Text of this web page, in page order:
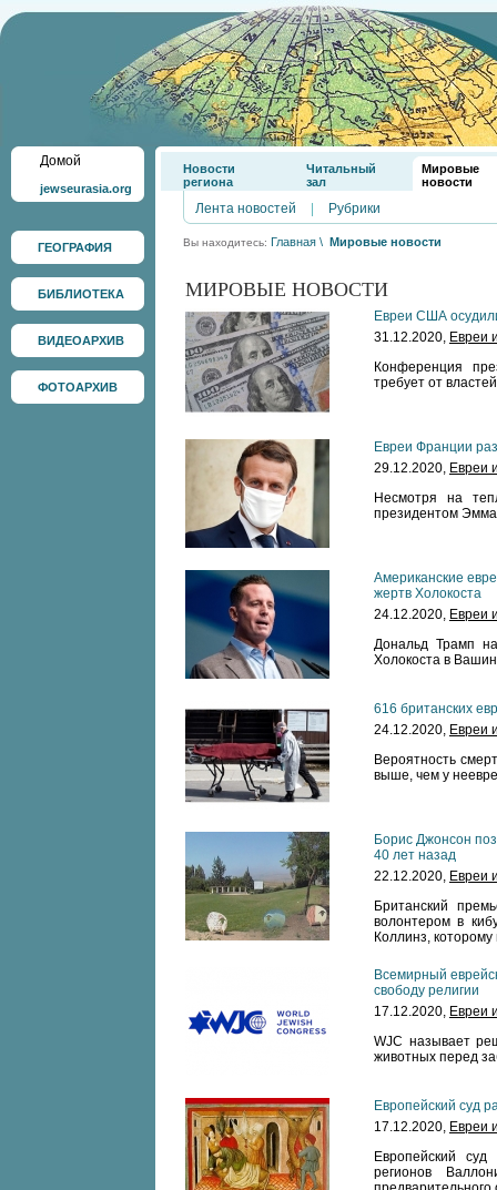
Домой
jewseurasia.org
ГЕОГРАФИЯ
БИБЛИОТЕКА
ВИДЕОАРХИВ
ФОТОАРХИВ
Новости
региона
Читальный
зал
Мировые
новости
Лента новостей Рубрики
Вы находитесь: Главная \ Мировые новости
МИРОВЫЕ НОВОСТИ
Евреи США
31.12.2020, Евреи
Конференция
требует от
Евреи Франции
29.12.2020, Евреи
Несмотря на
президентом
Американские
жертв Холокоста
24.12.2020, Евреи
Дональд Трамп
Холокоста в
616 британских
24.12.2020, Евреи
Вероятность
выше, чем у
Борис Джонсон
40 лет назад
22.12.2020, Евреи
Британский
волонтером в
Коллинз,
Всемирный
свободу религии
17.12.2020, Евреи
WJC называет
животных перед
Европейский суд
17.12.2020, Евреи
Европейский суд
регионов